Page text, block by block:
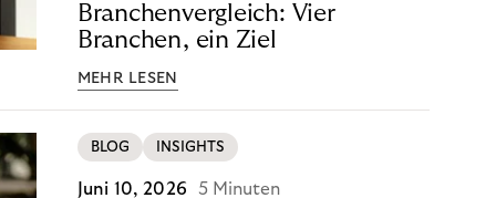
Branchenvergleich: Vier
Branchen, ein Ziel
MEHR LESEN
BLOG INSIGHTS
Juni 10, 2026 5 Minuten